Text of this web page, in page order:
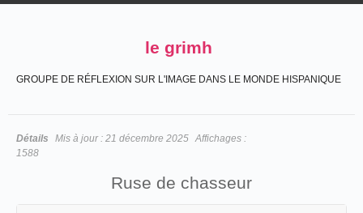
le grimh
GROUPE DE RÉFLEXION SUR L'IMAGE DANS LE MONDE HISPANIQUE
Détails Mis à jour : 21 décembre 2025 Affichages :
1588
Ruse de chasseur